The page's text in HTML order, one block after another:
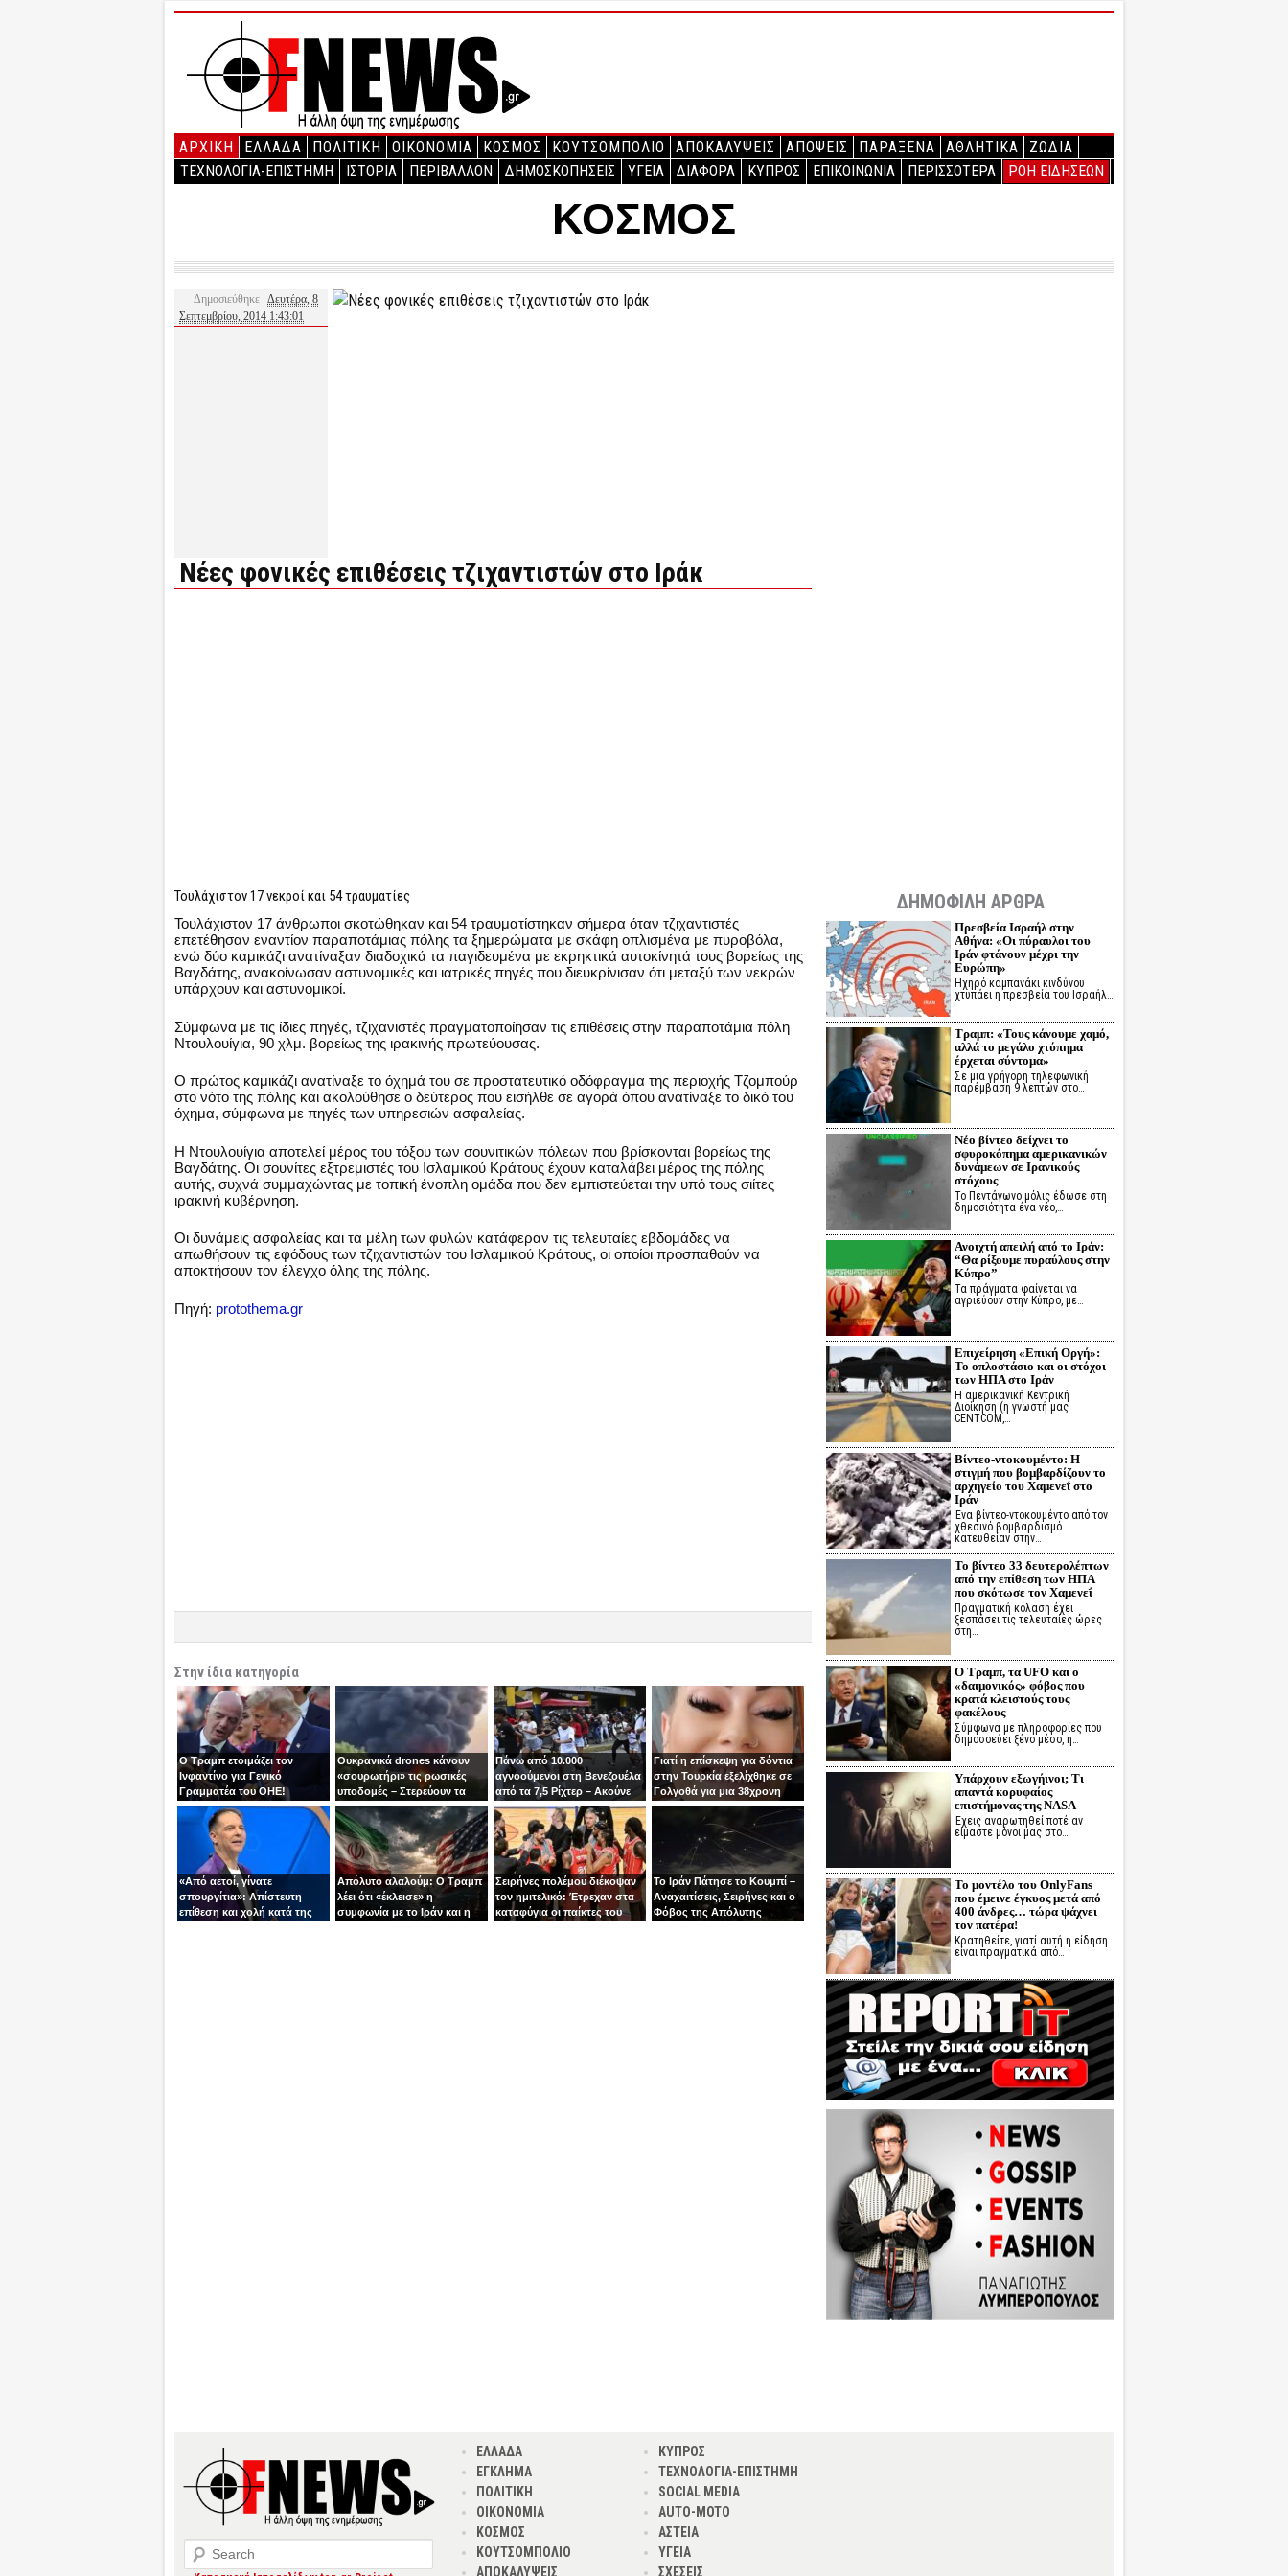
ΑΡΧΙΚΉ ΕΛΛΑΔΑ ΠΟΛΙΤΙΚΗ ΟΙΚΟΝΟΜΙΑ ΚΟΣΜΟΣ ΚΟΥΤΣΟΜΠΟΛΙΟ ΑΠΟΚΑΛΥΨΕΙΣ ΑΠΟΨΕΙΣ ΠΑΡΑΞΕΝΑ ΑΘΛΗΤΙΚΑ
ΖΩΔΙΑ
ΤΕΧΝΟΛΟΓΙΑ-ΕΠΙΣΤΗΜΗ
ΙΣΤΟΡΙΑ ΠΕΡΙΒΑΛΛΟΝ ΔΗΜΟΣΚΟΠΗΣΕΙΣ ΥΓΕΙΑ ΔΙΑΦΟΡΑ ΚΥΠΡΟΣ ΕΠΙΚΟΙΝΩΝΙΑ ΠΕΡΙΣΣΟΤΕΡΑ ΡΟΗ ΕΙΔΗΣΕΩΝ
ΚΟΣΜΟΣ
Δημοσιεύθηκε Δευτέρα, 8
Σεπτεμβρίου, 2014 1:43:01
Νέες φονικές επιθέσεις τζιχαντιστών στο Ιράκ
Τουλάχιστον 17 νεκροί και 54 τραυματίες
Τουλάχιστον 17 άνθρωποι σκοτώθηκαν και 54 τραυματίστηκαν σήμερα όταν τζιχαντιστές
επετέθησαν εναντίον παραποτάμιας πόλης τα ξημερώματα με σκάφη οπλισμένα με πυροβόλα,
ενώ δύο καμικάζι ανατίναξαν διαδοχικά τα παγιδευμένα με εκρηκτικά αυτοκίνητά τους βορείως της
Βαγδάτης, ανακοίνωσαν αστυνομικές και ιατρικές πηγές που διευκρίνισαν ότι μεταξύ των νεκρών
υπάρχουν και αστυνομικοί.
Σύμφωνα με τις ίδιες πηγές, τζιχανιστές πραγματοποίησαν τις επιθέσεις στην παραποτάμια πόλη
Ντουλουίγια, 90 χλμ. βορείως της ιρακινής πρωτεύουσας.
Ο πρώτος καμικάζι ανατίναξε το όχημά του σε προστατευτικό οδόφραγμα της περιοχής Τζομπούρ
στο νότο της πόλης και ακολούθησε ο δεύτερος που εισήλθε σε αγορά όπου ανατίναξε το δικό του
όχημα, σύμφωνα με πηγές των υπηρεσιών ασφαλείας.
Η Ντουλουίγια αποτελεί μέρος του τόξου των σουνιτικών πόλεων που βρίσκονται βορείως της
Βαγδάτης. Οι σουνίτες εξτρεμιστές του Ισλαμικού Κράτους έχουν καταλάβει μέρος της πόλης
αυτής, συχνά συμμαχώντας με τοπική ένοπλη ομάδα που δεν εμπιστεύεται την υπό τους σιίτες
ιρακινή κυβέρνηση.
Οι δυνάμεις ασφαλείας και τα μέλη των φυλών κατάφεραν τις τελευταίες εβδομάδες να
απωθήσουν τις εφόδους των τζιχαντιστών του Ισλαμικού Κράτους, οι οποίοι προσπαθούν να
αποκτήσουν τον έλεγχο όλης της πόλης.
Πηγή: protothema.gr
Στην ίδια κατηγορία
Ο Τραμπ ετοιμάζει τον
Ινφαντίνο για Γενικό
Γραμματέα του ΟΗΕ!
Ουκρανικά drones κάνουν
«σουρωτήρι» τις ρωσικές
υποδομές – Στερεύουν τα
καύσιμα του Πούτιν
Πάνω από 10.000
αγνοούμενοι στη Βενεζουέλα
από τα 7,5 Ρίχτερ – Ακούνε
φωνές κάτω από τα
συντρίμμια
Γιατί η επίσκεψη για δόντια
στην Τουρκία εξελίχθηκε σε
Γολγοθά για μια 38χρονη
μητέρα
«Από αετοί, γίνατε
σπουργίτια»: Απίστευτη
επίθεση και χολή κατά της
Απόλυτο αλαλούμ: Ο Τραμπ
λέει ότι «έκλεισε» η
συμφωνία με το Ιράν και η
Σειρήνες πολέμου διέκοψαν
τον ημιτελικό: Έτρεχαν στα
καταφύγια οι παίκτες του
Το Ιράν Πάτησε το Κουμπί –
Αναχαιτίσεις, Σειρήνες και ο
Φόβος της Απόλυτης
ΔΗΜΟΦΙΛΗ ΑΡΘΡΑ
Πρεσβεία Ισραήλ στην
Αθήνα: «Οι πύραυλοι του
Ιράν φτάνουν μέχρι την
Ευρώπη»
Ηχηρό καμπανάκι κινδύνου
χτυπάει η πρεσβεία του Ισραήλ…
Τραμπ: «Τους κάνουμε χαμό,
αλλά το μεγάλο χτύπημα
έρχεται σύντομα»
Σε μια γρήγορη τηλεφωνική
παρέμβαση 9 λεπτών στο…
Νέο βίντεο δείχνει το
σφυροκόπημα αμερικανικών
δυνάμεων σε Ιρανικούς
στόχους
Το Πεντάγωνο μόλις έδωσε στη
δημοσιότητα ένα νέο,…
Ανοιχτή απειλή από το Ιράν:
“Θα ρίξουμε πυραύλους στην
Κύπρο”
Τα πράγματα φαίνεται να
αγριεύουν στην Κύπρο, με…
Επιχείρηση «Επική Οργή»:
Το οπλοστάσιο και οι στόχοι
των ΗΠΑ στο Ιράν
Η αμερικανική Κεντρική
Διοίκηση (η γνωστή μας
CENTCOM,…
Βίντεο-ντοκουμέντο: Η
στιγμή που βομβαρδίζουν το
αρχηγείο του Χαμενεΐ στο
Ιράν
Ένα βίντεο-ντοκουμέντο από τον
χθεσινό βομβαρδισμό
κατευθείαν στην…
Το βίντεο 33 δευτερολέπτων
από την επίθεση των ΗΠΑ
που σκότωσε τον Χαμενεΐ
Πραγματική κόλαση έχει
ξεσπάσει τις τελευταίες ώρες
στη…
Ο Τραμπ, τα UFO και ο
«δαιμονικός» φόβος που
κρατά κλειστούς τους
φακέλους
Σύμφωνα με πληροφορίες που
δημοσοεύει ξένο μέσο, η…
Υπάρχουν εξωγήινοι; Τι
απαντά κορυφαίος
επιστήμονας της NASA
Έχεις αναρωτηθεί ποτέ αν
είμαστε μόνοι μας στο…
Το μοντέλο του OnlyFans
που έμεινε έγκυος μετά από
400 άνδρες… τώρα ψάχνει
τον πατέρα!
Κρατηθείτε, γιατί αυτή η είδηση
είναι πραγματικά από…
Search
ΕΛΛΑΔΑ
ΕΓΚΛΗΜΑ
ΠΟΛΙΤΙΚΗ
ΟΙΚΟΝΟΜΙΑ
ΚΟΣΜΟΣ
ΚΟΥΤΣΟΜΠΟΛΙΟ
ΑΠΟΚΑΛΥΨΕΙΣ
ΚΥΠΡΟΣ
ΤΕΧΝΟΛΟΓΙΑ-ΕΠΙΣΤΗΜΗ
SOCIAL MEDIA
AUTO-MOTO
ΑΣΤΕΙΑ
ΥΓΕΙΑ
ΣΧΕΣΕΙΣ